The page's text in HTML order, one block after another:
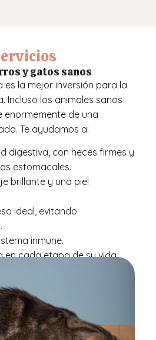
y gatos sanos
es la mejor inversión para la
Incluso los animales sanos
enormemente de una
Te ayudamos a:
digestiva, con heces firmes y
estomacales.
brillante y una piel
ideal, evitando
inmune.
en cada etapa de su vida